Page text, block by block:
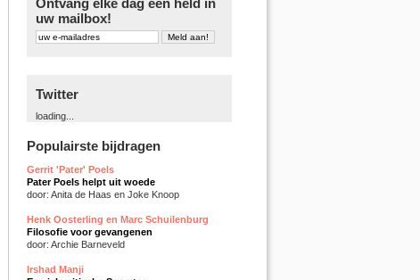
Ontvang elke dag een held in
uw mailbox!
Twitter
loading...
Populairste bijdragen
Gerrit 'Pater' Poels
Pater Poels helpt uit woede
door: Anita de Haas en Joke Knoop
Henk Oosterling en Marc Schuilenburg
Filosofie voor gevangenen
door: Archie Barneveld
Irshad Manji